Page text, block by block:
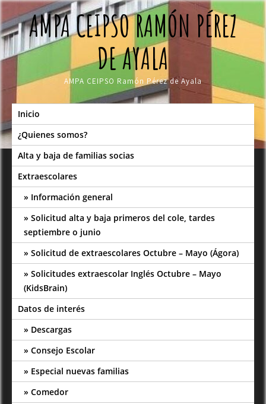
Skip
to
contentAMPA CEIPSO RAMÓN PÉREZ
DE AYALA
AMPA CEIPSO Ramón Pérez de Ayala
Inicio
¿Quienes somos?
Alta y baja de familias socias
Extraescolares
Información general
Solicitud alta y baja primeros del cole, tardes
septiembre o junio
Solicitud de extraescolares Octubre – Mayo (Ágora)
Solicitudes extraescolar Inglés Octubre – Mayo
(KidsBrain)
Datos de interés
Descargas
Consejo Escolar
Especial nuevas familias
Comedor